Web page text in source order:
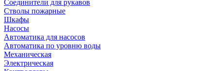
Соединители для рукавов
Стволы пожарные
Шкафы
Насосы
Автоматика для насосов
Автоматика по уровню воды
Механическая
Электрическая